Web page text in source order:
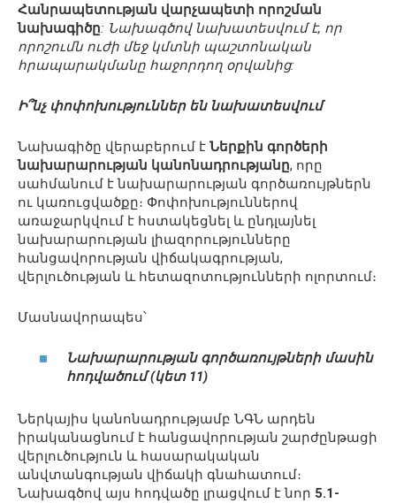
Հանրապետության վարչապետի որոշման
նախագիծը: Նախագծով նախատեսվում է, որ
որոշումն ուժի մեջ կմտնի պաշտոնական
հրապարակմանը հաջորդող օրվանից:
Ի՞նչ փոփոխություններ են նախատեսվում
Նախագիծը վերաբերում է Ներքին գործերի
նախարարության կանոնադրությանը, որը
սահմանում է նախարարության գործառույթներն
ու կառուցվածքը։ Փոփոխություններով
առաջարկվում է հստակեցնել և ընդլայնել
նախարարության լիազորությունները
հանցավորության վիճակագրության,
վերլուծության և հետազոտությունների ոլորտում։
Մասնավորապես՝
Նախարարության գործառույթների մասին
հոդվածում (կետ 11)
Ներկայիս կանոնադրությամբ ՆԳՆ արդեն
իրականացնում է հանցավորության շարժընթացի
վերլուծություն և հասարակական
անվտանգության վիճակի գնահատում։
Նախագծով այս հոդվածը լրացվում է նոր 5․1-